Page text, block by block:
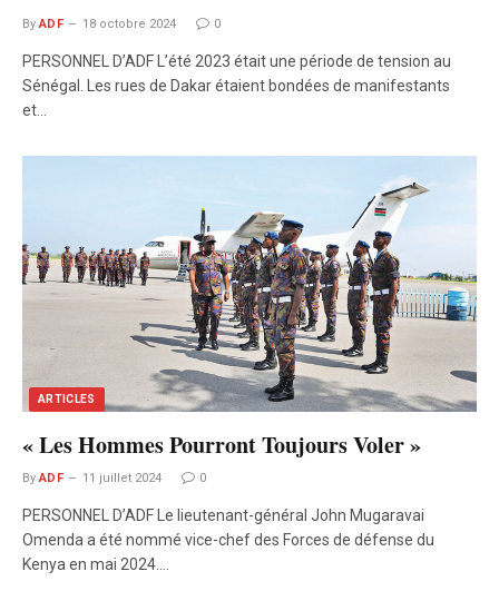
By ADF 18 octobre 2024 0
PERSONNEL D’ADF L’été 2023 était une période de tension au
Sénégal. Les rues de Dakar étaient bondées de manifestants
et…
ARTICLES
« Les Hommes Pourront Toujours Voler »
By ADF 11 juillet 2024 0
PERSONNEL D’ADF Le lieutenant-général John Mugaravai
Omenda a été nommé vice-chef des Forces de défense du
Kenya en mai 2024.…